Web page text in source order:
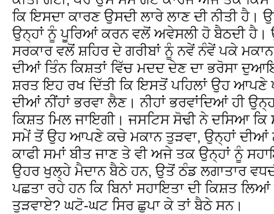
ਕਿ ਇਸਦਾ ਕਾਰਣ ਉਸਦੀ ਲਾਰੇ ਲਾਣ ਦੀ ਨੀਤੀ ਹੈ।
ਉਨ੍ਹਾਂ ਨੂੰ ਪੂਰਿਆਂ ਕਰਨ ਵਲੋਂ ਅਵੇਸਲੀ ਹੋ ਬੈਠਦੀ ਹੈ।
ਸਰਕਾਰ ਵਲੋਂ ਸ਼ਹਿਰ ਦੇ ਗਰੀਬਾਂ ਨੂੰ ਨਵੇਂ ਨੰਵੇਂ ਪਕੇ
ਦੀਆਂ ਤਿੰਨ ਕਿਸ਼ਤਾਂ ਵਿੱਚ ਮਦਦ ਦੇਣ ਦਾ ਭਰੋਸਾ
ਸ਼ਰਤ ਇਹ ਰਖ ਦਿੱਤੀ ਕਿ ਇਸਤੋਂ ਪਹਿਲਾਂ ਉਹ ਆਪਣੇ
ਦੀਆਂ ਨੀਂਹਾਂ ਭਰਵਾ ਲੈਣ। ਨੀਹਾਂ ਭਰਵਾਂਦਿਆਂ ਹੀ
ਕਿਸ਼ਤ ਮਿਲ ਜਾਇਗੀ। ਜਸਟਿਸ ਸੋਢੀ ਨੇ ਦਸਿਆ ਕਿ
ਸਮੇਂ ਤੋਂ ਉਹ ਆਪਣੇ ਕਚੇ ਮਕਾਨ ਤੁੜਵਾ, ਉਨ੍ਹਾਂ ਦੀਆਂ
ਕਾਫੀ ਸਮਾਂ ਬੀਤ ਜਾਣ ਤੇ ਵੀ ਅਜੇ ਤਕ ਉਨ੍ਹਾਂ ਨੂੰ
ਉਹਰ ਖੁਲ੍ਹੇ ਮੈਦਾਨ ਬੈਠੇ ਹਨ, ਉਤੋਂ ਠੰਡ ਲਗਾਤਾਰ
ਪਛਤਾ ਰਹੇ ਹਨ ਕਿ ਬਿਨਾਂ ਸਹਾਇਤਾ ਦੀ ਕਿਸ਼ਤ
ਤੁੜਵਾਏ? ਘਟੋ-ਘਟ ਸਿਰ ਛੁਪਾ ਕੇ ਤਾਂ ਬੈਠੇ ਸਨ।